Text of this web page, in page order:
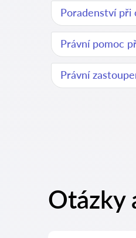
Poradenství při
Právní pomoc
Právní
Otázky